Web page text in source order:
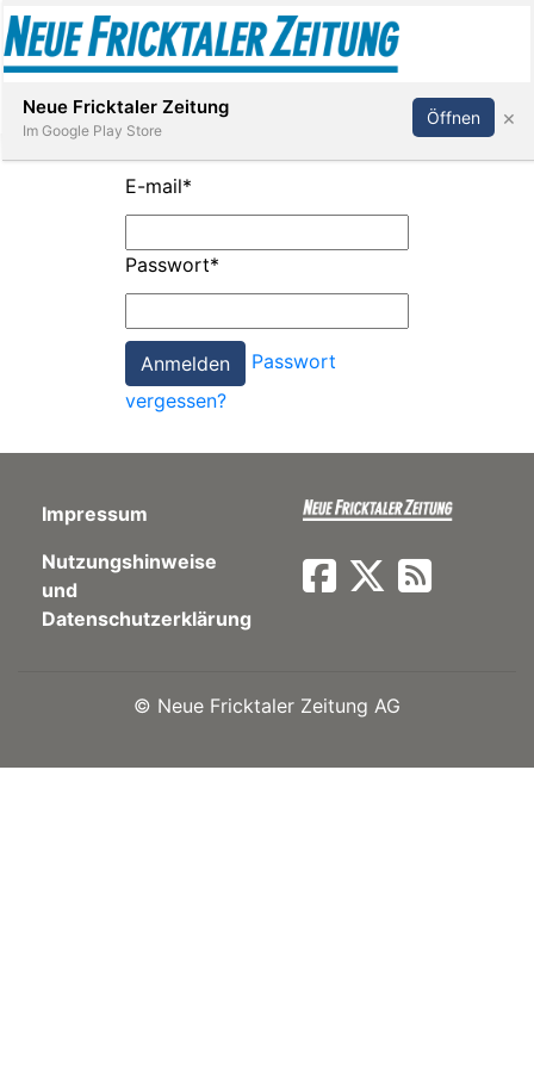
Paper
App
Abonnieren Anmelden
E-mail*
Passwort*
Passwort
vergessen?
Impressum
Nutzungshinweise
und
Datenschutzerklärung
© Neue Fricktaler Zeitung AG
Neue Fricktaler Zeitung
Im Google Play Store
Öffnen ×